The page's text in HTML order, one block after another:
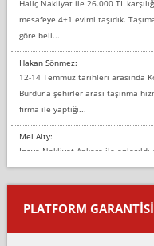
Haliç Nakliyat ile 26.000 TL
mesafeye 4+1 evimi taşıdık.
göre beli...
Hakan Sönmez:
12-14 Temmuz tarihleri arasında
Burdur’a şehirler arası taşınma
firma ile yaptığı...
Mel Alty:
İnova Nakliyat Ankara ile anlaşıldı
Salon duvarına bir baktım birisi
yapıştırm...
Murat:
PLATFORM GARANTİSİ